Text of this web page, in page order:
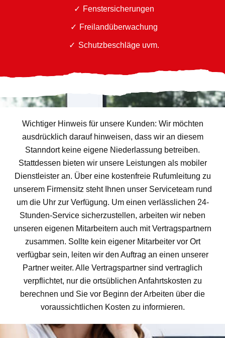
Fenstersicherungen
Freilandüberwachung
Schutzbeschläge uvm.
Wichtiger Hinweis für unsere Kunden: Wir möchten
ausdrücklich darauf hinweisen, dass wir an diesem
Stanndort keine eigene Niederlassung betreiben.
Stattdessen bieten wir unsere Leistungen als mobiler
Dienstleister an. Über eine kostenfreie Rufumleitung zu
unserem Firmensitz steht Ihnen unser Serviceteam rund
um die Uhr zur Verfügung. Um einen verlässlichen 24-
Stunden-Service sicherzustellen, arbeiten wir neben
unseren eigenen Mitarbeitern auch mit Vertragspartnern
zusammen. Sollte kein eigener Mitarbeiter vor Ort
verfügbar sein, leiten wir den Auftrag an einen unserer
Partner weiter. Alle Vertragspartner sind vertraglich
verpflichtet, nur die ortsüblichen Anfahrtskosten zu
berechnen und Sie vor Beginn der Arbeiten über die
voraussichtlichen Kosten zu informieren.